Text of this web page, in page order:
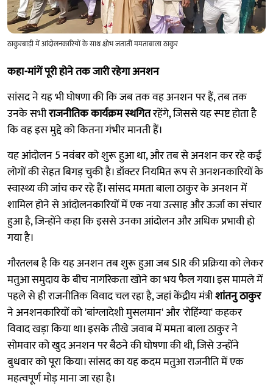
ठाकुरबाड़ी में आंदोलनकारियों के साथ क्षोभ जतातीं ममताबाला ठाकुर
कहा-मांगें पूरी होने तक जारी रहेगा अनशन
सांसद ने यह भी घोषणा की कि जब तक वह अनशन पर हैं, तब तक
उनके सभीराजनीतिक कार्यक्रम स्थगितरहेंगे, जिससे यह स्पष्ट होता है
कि वह इस मुद्दे को कितना गंभीर मानती हैं।
यह आंदोलन 5 नवंबर को शुरू हुआ था, और तब से अनशन कर रहे कई
लोगों की सेहत बिगड़ चुकी है। डॉक्टर नियमित रूप से अनशनकारियों के
स्वास्थ्य की जांच कर रहे हैं। सांसद ममता बाला ठाकुर के अनशन में
शामिल होने से आंदोलनकारियों में एक नया उत्साह और ऊर्जा का संचार
हुआ है, जिन्होंने कहा कि इससे उनका आंदोलन और अधिक प्रभावी हो
गया है।
गौरतलब है कि यह अनशन तब शुरू हुआ जब SIR की प्रक्रिया को लेकर
मतुआ समुदाय के बीच नागरिकता खोने का भय फैल गया। इस मामले में
पहले से ही राजनीतिक विवाद चल रहा है, जहां केंद्रीय मंत्रीशांतनु ठाकुर
ने अनशनकारियों को 'बांग्लादेशी मुसलमान' और 'रोहिंग्या' कहकर
विवाद खड़ा किया था। इसके तीखे जवाब में ममता बाला ठाकुर ने
सोमवार को खुद अनशन पर बैठने की घोषणा की थी, जिसे उन्होंने
बुधवार को पूरा किया। सांसद का यह कदम मतुआ राजनीति में एक
महत्वपूर्ण मोड़ माना जा रहा है।